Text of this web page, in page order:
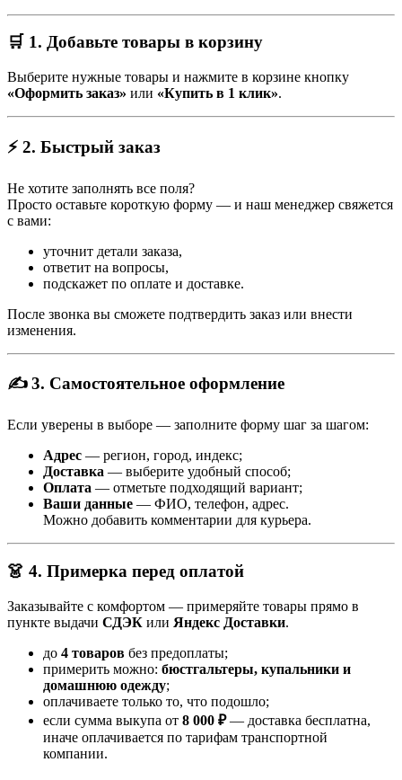
🛒 1. Добавьте товары в корзину
Выберите нужные товары и нажмите в корзине кнопку
«Оформить заказ» или «Купить в 1 клик».
⚡ 2. Быстрый заказ
Не хотите заполнять все поля?
Просто оставьте короткую форму — и наш менеджер свяжется
с вами:
уточнит детали заказа,
ответит на вопросы,
подскажет по оплате и доставке.
После звонка вы сможете подтвердить заказ или внести
изменения.
✍️ 3. Самостоятельное оформление
Если уверены в выборе — заполните форму шаг за шагом:
Адрес — регион, город, индекс;
Доставка — выберите удобный способ;
Оплата — отметьте подходящий вариант;
Ваши данные — ФИО, телефон, адрес.
Можно добавить комментарии для курьера.
👗 4. Примерка перед оплатой
Заказывайте с комфортом — примеряйте товары прямо в
пункте выдачи СДЭК или Яндекс Доставки.
до 4 товаров без предоплаты;
примерить можно: бюстгальтеры, купальники и
домашнюю одежду;
оплачиваете только то, что подошло;
если сумма выкупа от 8 000 ₽— доставка бесплатна,
иначе оплачивается по тарифам транспортной
компании.